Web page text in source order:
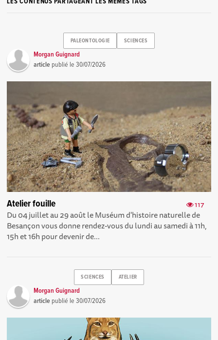
PALEONTOLOGIE SCIENCES
Morgan Guignard
article publié le30/07/2026
117
Atelier fouille
Du 04 juillet au 29 août le Muséum d'histoire naturelle de
Besançon vous donne rendez-vous du lundi au samedi à 11h,
15h et 16h pour devenir de...
SCIENCES ATELIER
Morgan Guignard
article publié le30/07/2026